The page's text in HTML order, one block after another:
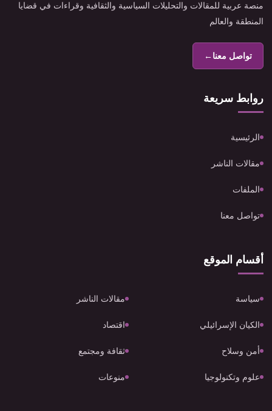
منصة عربية للمقالات والتحليلات السياسية والثقافية وقراءات في قضايا
المنطقة والعالم
تواصل معنا←
روابط سريعة
الرئيسية
مقالات الناشر
الملفات
تواصل معنا
أقسام الموقع
سياسة مقالات الناشر
الكيان الإسرائيلي اقتصاد
أمن وسلاح ثقافة ومجتمع
علوم وتكنولوجيا منوعات